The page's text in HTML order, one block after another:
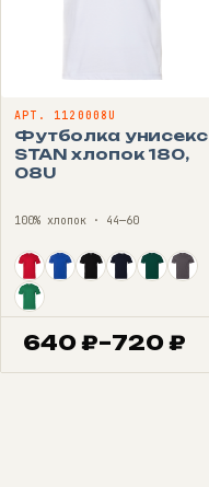
АРТ. 1120008U
Футболка унисекс
STAN хлопок 180,
08U
100% хлопок · 44—60
640 ₽–720 ₽
Диапазон
цен: